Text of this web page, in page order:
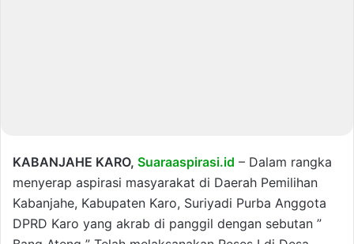
KABANJAHE KARO, Suaraaspirasi.id – Dalam rangka
menyerap aspirasi masyarakat di Daerah Pemilihan
Kabanjahe, Kabupaten Karo, Suriyadi Purba Anggota
DPRD Karo yang akrab di panggil dengan sebutan ”